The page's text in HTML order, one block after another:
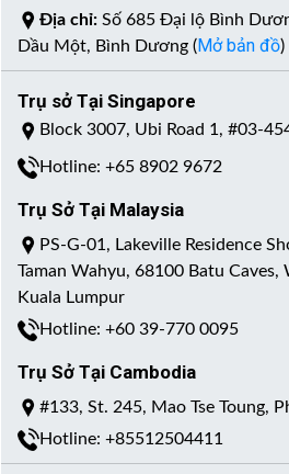
Địa chỉ: Số 685 Đại lộ Bình
Dầu Một, Bình Dương (Mở bản đồ)
Trụ sở Tại Singapore
Block 3007, Ubi Road 1, #03-
Hotline: +65 8902 9672
Trụ Sở Tại Malaysia
PS-G-01, Lakeville Residence
Taman Wahyu, 68100 Batu Caves,
Kuala Lumpur
Hotline: +60 39-770 0095
Trụ Sở Tại Cambodia
#133, St. 245, Mao Tse Toung,
Hotline: +85512504411